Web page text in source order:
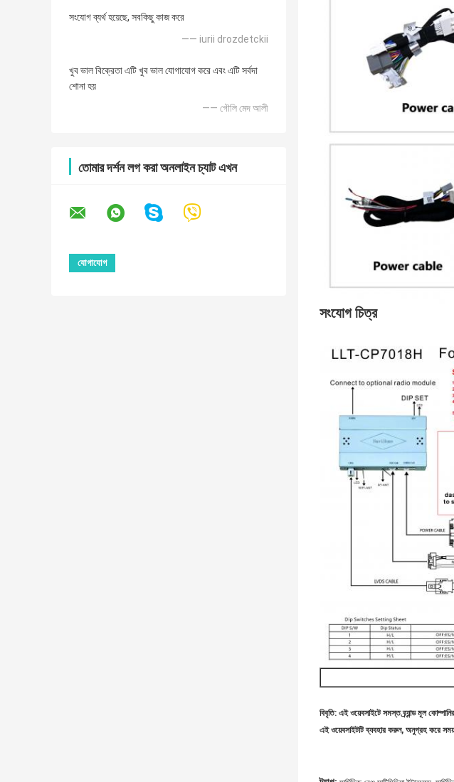
সংযোগ ব্যর্থ হয়েছে, সবকিছু কাজ করে
—— iurii drozdetckii
খুব ভাল বিক্রেতা এটি খুব ভাল যোগাযোগ করে এবং এটি সর্বদা
শোনা হয়
—— গৌলি মেদ আলী
তোমার দর্শন লগ করা অনলাইন চ্যাট এখন
সংযোগ চিত্র
বিবৃতি: এই ওয়েবসাইটে সমস্ত ব্র্যান্ড মূল
এই ওয়েবসাইটটি ব্যবহার করুন, অনুগ্রহ করে